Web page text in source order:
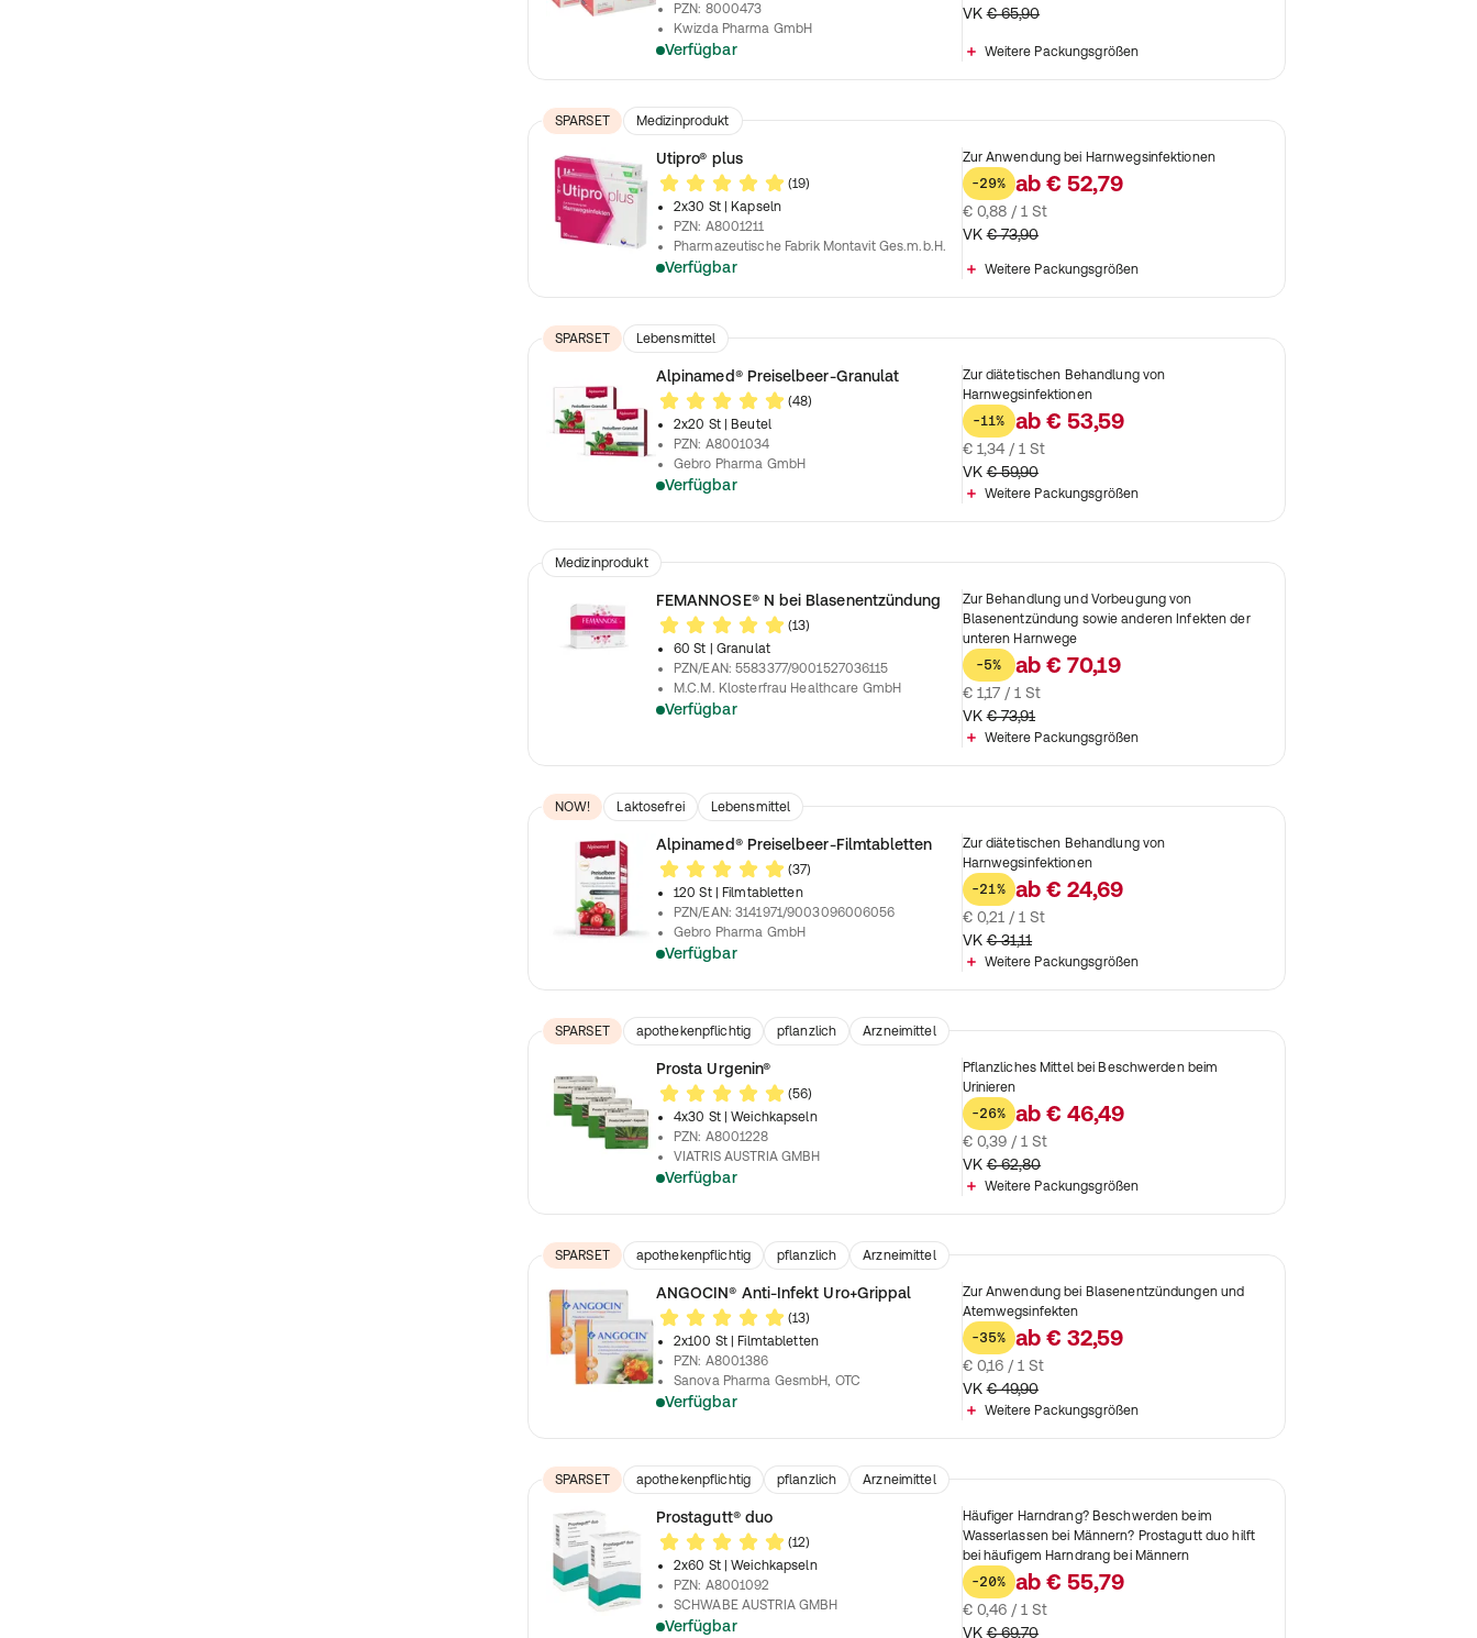
PZN: 8000473
Kwizda Pharma GmbH
Verfügbar
VK € 65,90
Weitere Packungsgrößen
SPARSET Medizinprodukt
Utipro® plus
(19)
2x30 St
| Kapseln
PZN: A8001211
Pharmazeutische Fabrik Montavit Ges.m.b.H.
Verfügbar
Zur Anwendung bei Harnwegsinfektionen
-29%
ab € 52,79
€ 0,88 / 1 St
VK € 73,90
Weitere Packungsgrößen
SPARSET Lebensmittel
Alpinamed® Preiselbeer-Granulat
(48)
2x20 St
| Beutel
PZN: A8001034
Gebro Pharma GmbH
Verfügbar
Zur diätetischen Behandlung von
Harnwegsinfektionen
-11%
ab € 53,59
€ 1,34 / 1 St
VK € 59,90
Weitere Packungsgrößen
Medizinprodukt
FEMANNOSE® N bei Blasenentzündung
(13)
60 St
| Granulat
PZN/EAN:5583377/9001527036115
M.C.M. Klosterfrau Healthcare GmbH
Verfügbar
Zur Behandlung und Vorbeugung von
Blasenentzündung sowie anderen Infekten der
unteren Harnwege
-5%
ab € 70,19
€ 1,17 / 1 St
VK € 73,91
Weitere Packungsgrößen
NOW! Laktosefrei Lebensmittel
Alpinamed® Preiselbeer-Filmtabletten
(37)
120 St
| Filmtabletten
PZN/EAN:3141971/9003096006056
Gebro Pharma GmbH
Verfügbar
Zur diätetischen Behandlung von
Harnwegsinfektionen
-21%
ab € 24,69
€ 0,21 / 1 St
VK € 31,11
Weitere Packungsgrößen
SPARSET apothekenpflichtig pflanzlich Arzneimittel
Prosta Urgenin®
(56)
4x30 St
| Weichkapseln
PZN: A8001228
VIATRIS AUSTRIA GMBH
Verfügbar
Pflanzliches Mittel bei Beschwerden beim
Urinieren
-26%
ab € 46,49
€ 0,39 / 1 St
VK € 62,80
Weitere Packungsgrößen
SPARSET apothekenpflichtig pflanzlich Arzneimittel
ANGOCIN® Anti-Infekt Uro+Grippal
(13)
2x100 St
| Filmtabletten
PZN: A8001386
Sanova Pharma GesmbH, OTC
Verfügbar
Zur Anwendung bei Blasenentzündungen und
Atemwegsinfekten
-35%
ab € 32,59
€ 0,16 / 1 St
VK € 49,90
Weitere Packungsgrößen
SPARSET apothekenpflichtig pflanzlich Arzneimittel
Prostagutt® duo
(12)
2x60 St
| Weichkapseln
PZN: A8001092
SCHWABE AUSTRIA GMBH
Verfügbar
Häufiger Harndrang? Beschwerden beim
Wasserlassen bei Männern? Prostagutt duo hilft
bei häufigem Harndrang bei Männern
-20%
ab € 55,79
€ 0,46 / 1 St
VK € 69,70